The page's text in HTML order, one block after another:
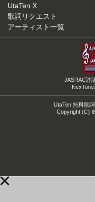
UtaTen X
歌詞リクエスト
アーティスト一覧
JASRAC許
UtaTen 無料歌
Copyright (C)